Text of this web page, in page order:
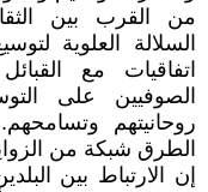
من القرب بين
السلالة العلوية
اتفاقيات مع
الصوفيين على
روحانيتهم
الطرق شبكة من
إن الارتباط بين